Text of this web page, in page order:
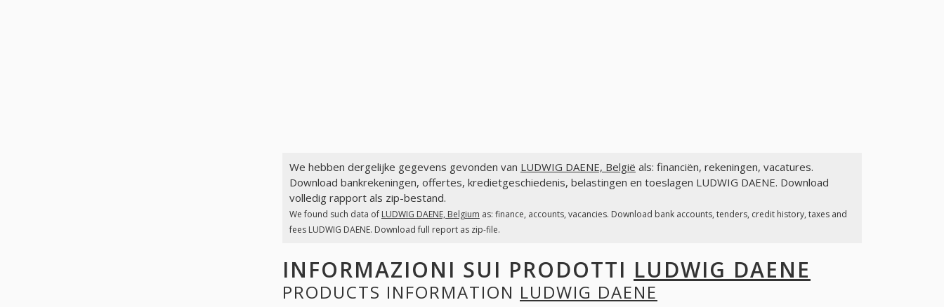
We hebben dergelijke gegevens gevonden van LUDWIG DAENE, België als: financiën, rekeningen, vacatures.
Download bankrekeningen, offertes, kredietgeschiedenis, belastingen en toeslagen LUDWIG DAENE. Download
volledig rapport als zip-bestand.
We found such data of LUDWIG DAENE, Belgium as: finance, accounts, vacancies. Download bank accounts, tenders, credit history, taxes and
fees LUDWIG DAENE. Download full report as zip-file.
INFORMAZIONI SUI PRODOTTI LUDWIG DAENE
PRODUCTS INFORMATION LUDWIG DAENE